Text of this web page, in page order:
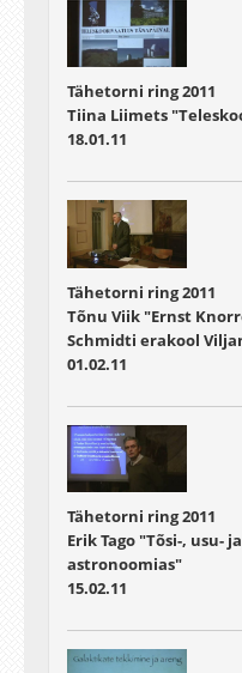
Tähetorni ring 2011
Tiina Liimets
18.01.11
Tähetorni ring 2011
Tõnu Viik "Ernst
Schmidti erakool
01.02.11
Tähetorni ring 2011
Erik Tago "Tõsi-, usu-
astronoomias"
15.02.11